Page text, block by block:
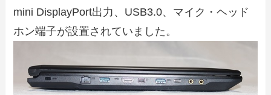
mini DisplayPort出力、USB3.0、マイク・ヘッド
ホン端子が設置されていました。